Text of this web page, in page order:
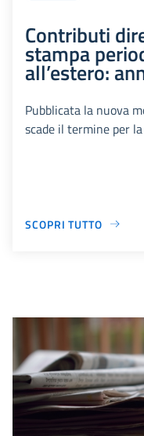
Contributi
stampa
all’estero:
Pubblicata la nuova
scade il termine per
SCOPRI TUTTO